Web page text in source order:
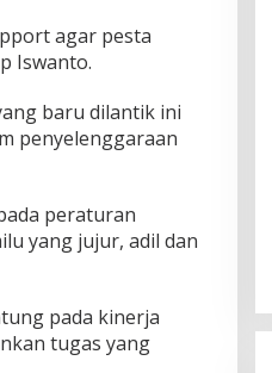
agar pesta
Iswanto.
baru dilantik ini
penyelenggaraan
peraturan
yang jujur, adil dan
pada kinerja
tugas yang